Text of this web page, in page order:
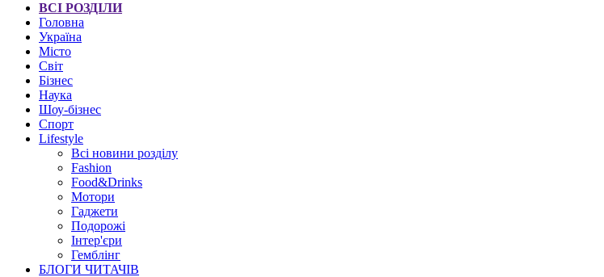
ВСІ РОЗДІЛИ
Головна
Україна
Місто
Світ
Бізнес
Наука
Шоу-бізнес
Спорт
Lifestyle
Всі новини розділу
Fashion
Food&Drinks
Мотори
Гаджети
Подорожі
Інтер'єри
Гемблінг
БЛОГИ ЧИТАЧІВ